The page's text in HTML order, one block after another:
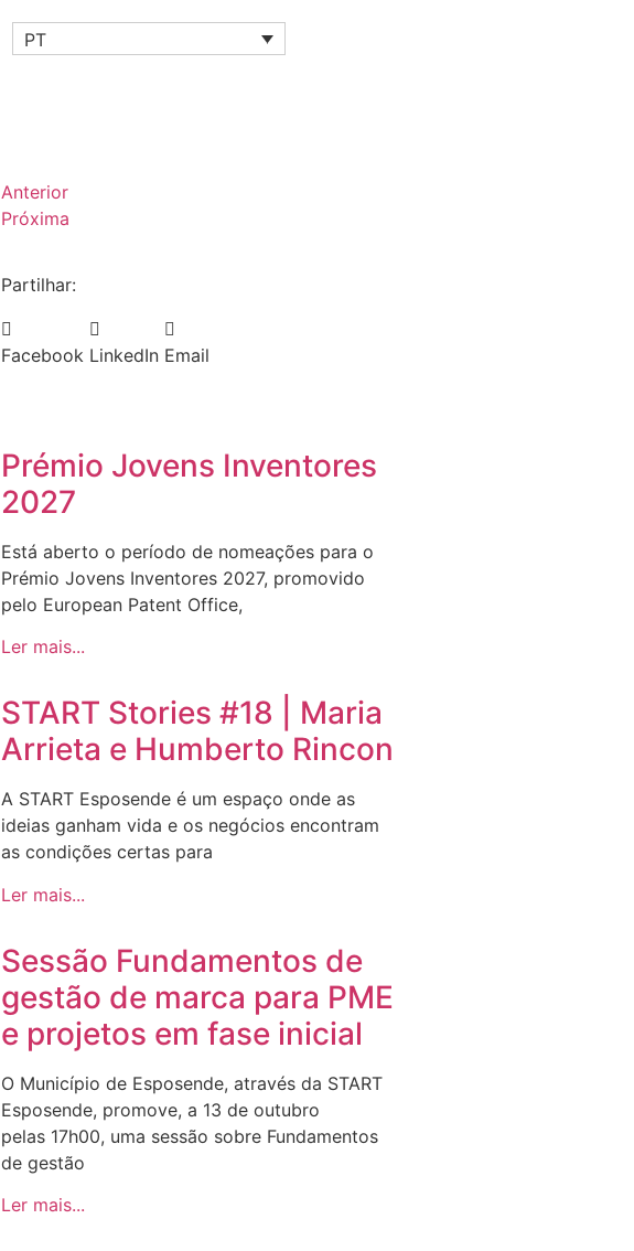
PT
Anterior
Próxima
Partilhar:
Facebook LinkedIn Email
Prémio Jovens Inventores
2027
Está aberto o período de nomeações para o
Prémio Jovens Inventores 2027, promovido
pelo European Patent Office,
Ler mais...
START Stories #18 | Maria
Arrieta e Humberto Rincon
A START Esposende é um espaço onde as
ideias ganham vida e os negócios encontram
as condições certas para
Ler mais...
Sessão Fundamentos de
gestão de marca para PME
e projetos em fase inicial
O Município de Esposende, através da START
Esposende, promove, a 13 de outubro
pelas 17h00, uma sessão sobre Fundamentos
de gestão
Ler mais...